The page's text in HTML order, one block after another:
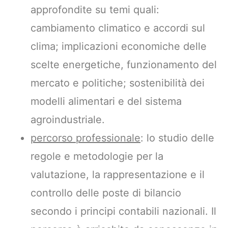
approfondite su temi quali:
cambiamento climatico e accordi sul
clima; implicazioni economiche delle
scelte energetiche, funzionamento del
mercato e politiche; sostenibilità dei
modelli alimentari e del sistema
agroindustriale.
percorso professionale: lo studio delle
regole e metodologie per la
valutazione, la rappresentazione e il
controllo delle poste di bilancio
secondo i principi contabili nazionali. Il